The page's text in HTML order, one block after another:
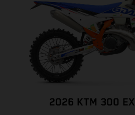
2026 KTM 300